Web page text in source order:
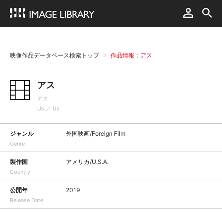
映像作品データベース検索トップ 作品情報：アス
アス
アス
Us ／ Us
ジャンル
Genre
外国映画/Foreign Film
製作国
Country
アメリカ/U.S.A.
公開年
Release Date
2019